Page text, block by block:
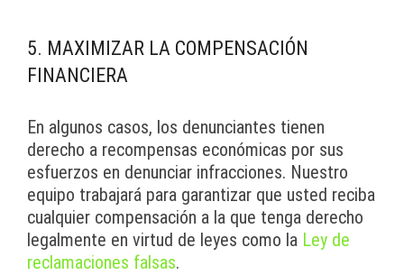
5. MAXIMIZAR LA COMPENSACIÓN
FINANCIERA
En algunos casos, los denunciantes tienen
derecho a recompensas económicas por sus
esfuerzos en denunciar infracciones. Nuestro
equipo trabajará para garantizar que usted reciba
cualquier compensación a la que tenga derecho
legalmente en virtud de leyes como la Ley de
reclamaciones falsas.